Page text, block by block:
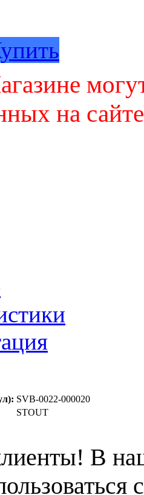
на сайте
SVB-0022-000020
STOUT
В